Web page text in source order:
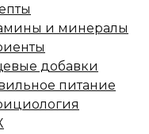
и минералы
добавки
питание